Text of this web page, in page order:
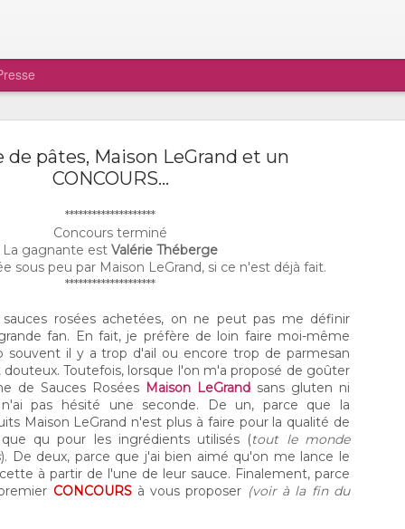
de pâtes, Maison LeGrand et un
CONCOURS...
********************
Concours terminé
La gagnante est Valérie Théberge
sous peu par Maison LeGrand, si ce n'est déjà fait.
********************
rosées achetées, on ne peut pas me définir
fan. En fait, je préfère de loin faire moi-même
souvent il y a trop d'ail ou encore trop de parmesan
Toutefois, lorsque l'on m'a proposé de goûter
de Sauces Rosées Maison LeGrand sans gluten ni
pas hésité une seconde. De un, parce que la
Maison LeGrand n'est plus à faire pour la qualité de
qu pour les ingrédients utilisés (tout le monde
). De deux, parce que j'ai bien aimé qu'on me lance le
à partir de l'une de leur sauce. Finalement, parce
CONCOURSà vous proposer (voir à la fin du
DEC
22
Ô CHAMPIGNON, MON
CHAMPIGNON!
procurer des produits magnifiques qui poussent ici,
Québec, en plein quartier St-Sauveur. C’est via les
sociaux qu’Iris Chabout, la propriétaire de Ô
m’a contacté. Elle désirait me faire connaître le
travail et je dois vous dire qu’il ne m’en fallait pas
me convaincre. Si une partie de la clientèle
restauration, la boutique est aussi ouverte au
également possible de faire nos emplettes via le
d’aller chercher vos achats à un des points de